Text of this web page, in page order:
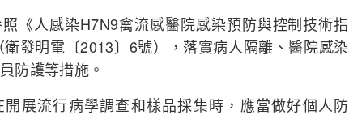
人感染H7N9禽流感醫院感染預防與控制技術指
發明電〔2013〕6號），落實病人隔離、醫院感染
防護等措施。
流行病學調查和樣品採集時，應當做好個人防